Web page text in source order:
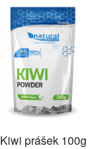
Kiwi prášek 100g